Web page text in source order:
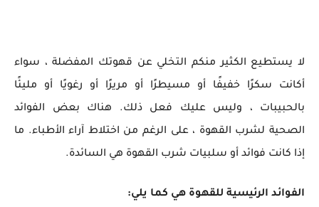
لا يستطيع الكثير منكم التخلي عن قهوتك المفضلة ، سواء
أكانت سكرًا خفيفًا أو مسيطرًا أو مريرًا أو رغويًا أو مليئًا
بالحبيبات ، وليس عليك فعل ذلك. هناك بعض الفوائد
الصحية لشرب القهوة ، على الرغم من اختلاط آراء الأطباء. ما
إذا كانت فوائد أو سلبيات شرب القهوة هي السائدة.
الفوائد الرئيسية للقهوة هي كما يلي: